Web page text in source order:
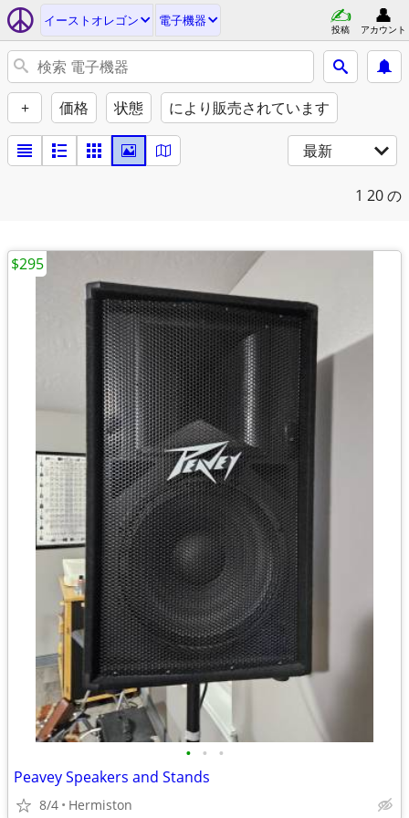
イーストオレゴン 電子機器
投稿 アカウント
+ 価格 状態 により販売されています
最新
1 20 の
• • •
Peavey Speakers and Stands
8/4 Hermiston
$295